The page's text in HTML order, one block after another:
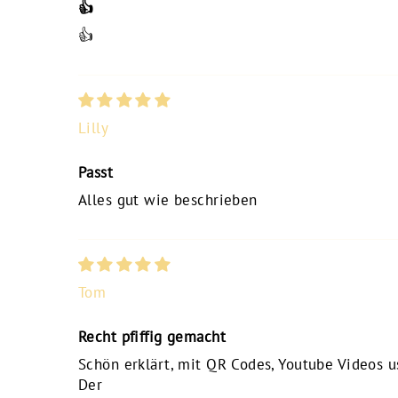
👍
👍
Lilly
Passt
Alles gut wie beschrieben
Tom
Recht pfiffig gemacht
Schön erklärt, mit QR Codes, Youtube Videos
Der